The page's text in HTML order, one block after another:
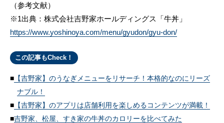
（参考文献）
※1出典：株式会社吉野家ホールディングス「牛丼」
https://www.yoshinoya.com/menu/gyudon/gyu-don/
この記事もCheck！
【吉野家】のうなぎメニューをリサーチ！本格的なのにリーズ
ナブル！
【吉野家】のアプリは店舗利用を楽しめるコンテンツが満載！
吉野家、松屋、すき家の牛丼のカロリーを比べてみた